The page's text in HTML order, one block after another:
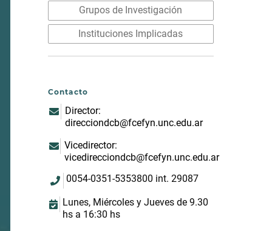
Grupos de Investigación
Instituciones Implicadas
Contacto
Director:
direcciondcb@fcefyn.unc.edu.ar
Vicedirector:
vicedirecciondcb@fcefyn.unc.edu.ar
0054-0351-5353800 int. 29087
Lunes, Miércoles y Jueves de 9.30
hs a 16:30 hs